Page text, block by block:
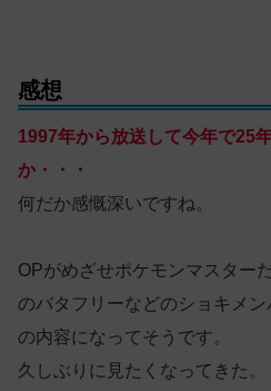
感想
1997年から放送して今年で25
か・・・
何だか感慨深いですね。
OPがめざせポケモンマスター
のバタフリーなどのショキメ
の内容になってそうです。
久しぶりに見たくなってきた。